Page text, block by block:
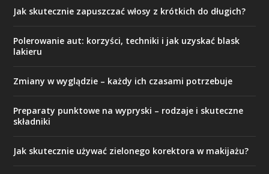
Jak skutecznie zapuszczać włosy z krótkich do długich?
Polerowanie aut: korzyści, techniki i jak uzyskać blask
lakieru
Zmiany w wyglądzie – każdy ich czasami potrzebuje
Preparaty punktowe na wypryski – rodzaje i skuteczne
składniki
Jak skutecznie używać zielonego korektora w makijażu?